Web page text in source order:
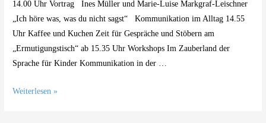
14.00 Uhr Vortrag Ines Müller und Marie-Luise Markgraf-Leischner
„Ich höre was, was du nicht sagst“ Kommunikation im Alltag 14.55
Uhr Kaffee und Kuchen Zeit für Gespräche und Stöbern am
„Ermutigungstisch“ ab 15.35 Uhr Workshops Im Zauberland der
Sprache für Kinder Kommunikation in der …
Tag
Weiterlesen »